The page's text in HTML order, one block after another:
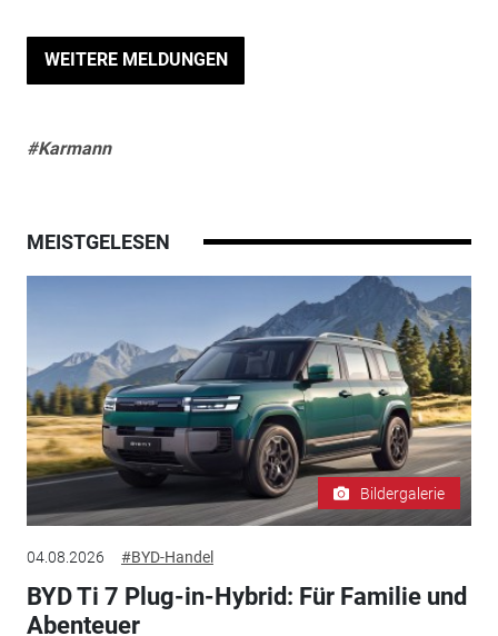
WEITERE MELDUNGEN
#Karmann
MEISTGELESEN
Bildergalerie
04.08.2026 #BYD-Handel
BYD Ti 7 Plug-in-Hybrid: Für Familie und
Abenteuer